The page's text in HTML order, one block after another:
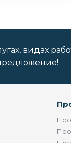
видах